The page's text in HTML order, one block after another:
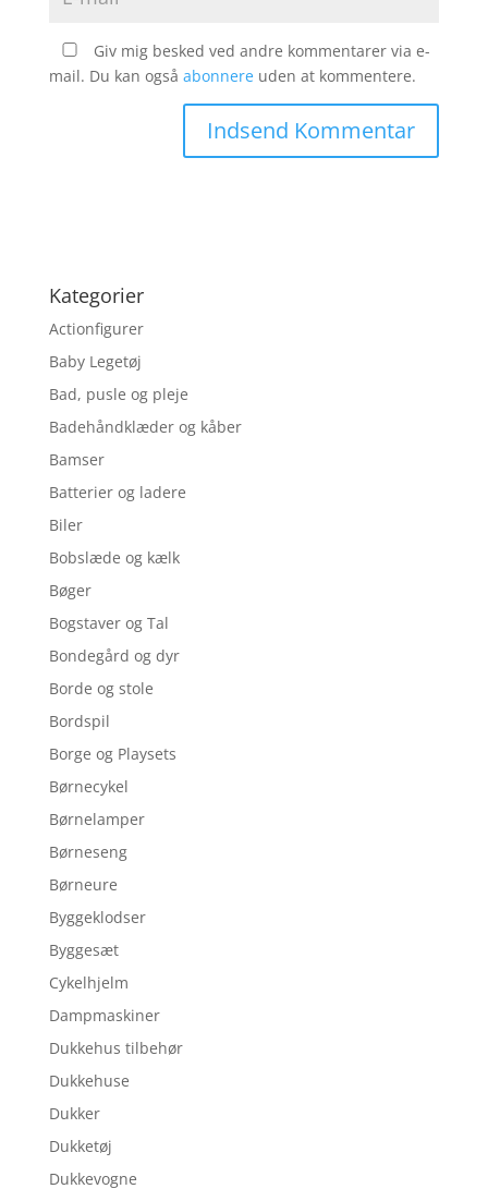
Giv mig besked ved andre kommentarer via e-
mail. Du kan også abonnereuden at kommentere.
Kategorier
Actionfigurer
Baby Legetøj
Bad, pusle og pleje
Badehåndklæder og kåber
Bamser
Batterier og ladere
Biler
Bobslæde og kælk
Bøger
Bogstaver og Tal
Bondegård og dyr
Borde og stole
Bordspil
Borge og Playsets
Børnecykel
Børnelamper
Børneseng
Børneure
Byggeklodser
Byggesæt
Cykelhjelm
Dampmaskiner
Dukkehus tilbehør
Dukkehuse
Dukker
Dukketøj
Dukkevogne